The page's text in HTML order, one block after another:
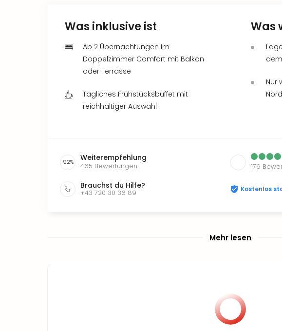
Was inklusive ist
Ab 2 Übernachtungen im
Doppelzimmer Comfort mit Balkon
oder Terrasse
Tägliches Frühstücksbuffet mit
reichhaltiger Auswahl
Was
Nur
92% Weiterempfehlung
465 Bewertungen 176
Brauchst du Hilfe?
+43 720 30 36 89 Kostenlos
Mehr lesen